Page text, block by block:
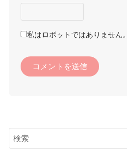
私はロボットではありません。